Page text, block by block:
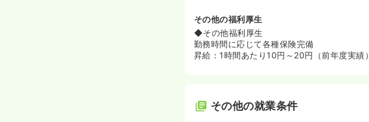
その他の福利厚生
◆その他福利厚生
勤務時間に応じて各種保険完備
昇給：1時間あたり10円～20円（前年度実績）
その他の就業条件